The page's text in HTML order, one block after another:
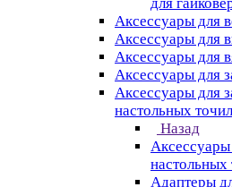
Аксессуары для
Аксессуары для
Аксессуары для
Аксессуары для
Аксессуары для
настольных точил
Назад
Аксессуары
настольных
Адаптеры